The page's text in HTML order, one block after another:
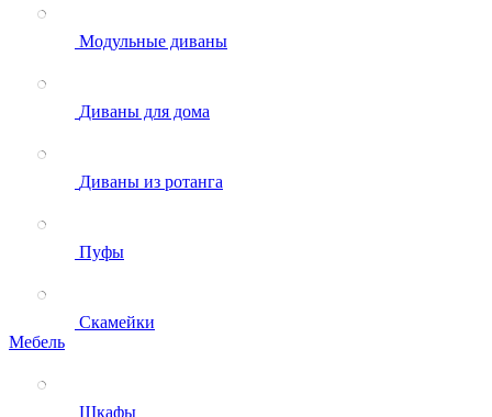
Модульные диваны
Диваны для дома
Диваны из ротанга
Пуфы
Скамейки
Мебель
Шкафы